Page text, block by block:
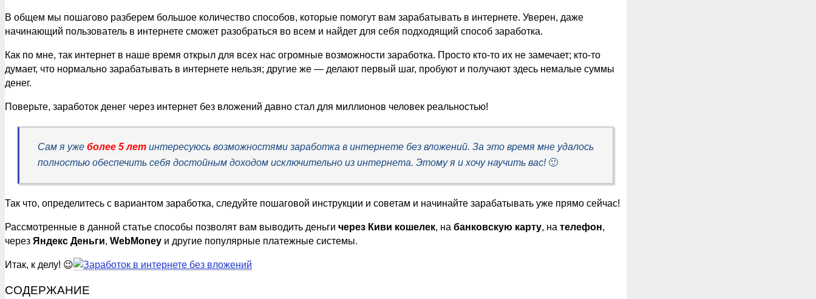
В общем мы пошагово разберем большое количество способов, которые помогут вам зарабатывать в интернете. Уверен, даже
начинающий пользователь в интернете сможет разобраться во всем и найдет для себя подходящий способ заработка.
Как по мне, так интернет в наше время открыл для всех нас огромные возможности заработка. Просто кто-то их не замечает; кто-то
думает, что нормально зарабатывать в интернете нельзя; другие же — делают первый шаг, пробуют и получают здесь немалые суммы
денег.
Поверьте, заработок денег через интернет без вложений давно стал для миллионов человек реальностью!
Сам я уже более 5 лет интересуюсь возможностями заработка в интернете без вложений. За это время мне удалось
полностью обеспечить себя достойным доходом исключительно из интернета. Этому я и хочу научить вас! 🙂
Так что, определитесь с вариантом заработка, следуйте пошаговой инструкции и советам и начинайте зарабатывать уже прямо сейчас!
Рассмотренные в данной статье способы позволят вам выводить деньги через Киви кошелек, на банковскую карту, на телефон,
через Яндекс Деньги, WebMoney и другие популярные платежные системы.
Итак, к делу! 😉
СОДЕРЖАНИЕ